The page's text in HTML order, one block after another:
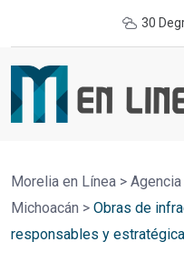
30
Morelia en Línea >
Michoacán > Obras de
responsables y